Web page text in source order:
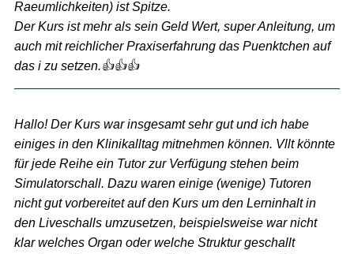
Raeumlichkeiten) ist Spitze.
Der Kurs ist mehr als sein Geld Wert, super Anleitung, um
auch mit reichlicher Praxiserfahrung das Puenktchen auf
das i zu setzen.👍👍👍
Hallo! Der Kurs war insgesamt sehr gut und ich habe
einiges in den Klinikalltag mitnehmen können. Vllt könnte
für jede Reihe ein Tutor zur Verfügung stehen beim
Simulatorschall. Dazu waren einige (wenige) Tutoren
nicht gut vorbereitet auf den Kurs um den Lerninhalt in
den Liveschalls umzusetzen, beispielsweise war nicht
klar welches Organ oder welche Struktur geschallt